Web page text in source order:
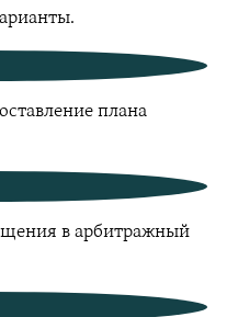
плана
в арбитражный